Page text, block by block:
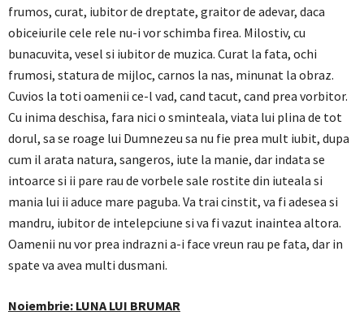
frumos, curat, iubitor de dreptate, graitor de adevar, daca
obiceiurile cele rele nu-i vor schimba firea. Milostiv, cu
bunacuvita, vesel si iubitor de muzica. Curat la fata, ochi
frumosi, statura de mijloc, carnos la nas, minunat la obraz.
Cuvios la toti oamenii ce-l vad, cand tacut, cand prea vorbitor.
Cu inima deschisa, fara nici o sminteala, viata lui plina de tot
dorul, sa se roage lui Dumnezeu sa nu fie prea mult iubit, dupa
cum il arata natura, sangeros, iute la manie, dar indata se
intoarce si ii pare rau de vorbele sale rostite din iuteala si
mania lui ii aduce mare paguba. Va trai cinstit, va fi adesea si
mandru, iubitor de intelepciune si va fi vazut inaintea altora.
Oamenii nu vor prea indrazni a-i face vreun rau pe fata, dar in
spate va avea multi dusmani.
Noiembrie: LUNA LUI BRUMAR